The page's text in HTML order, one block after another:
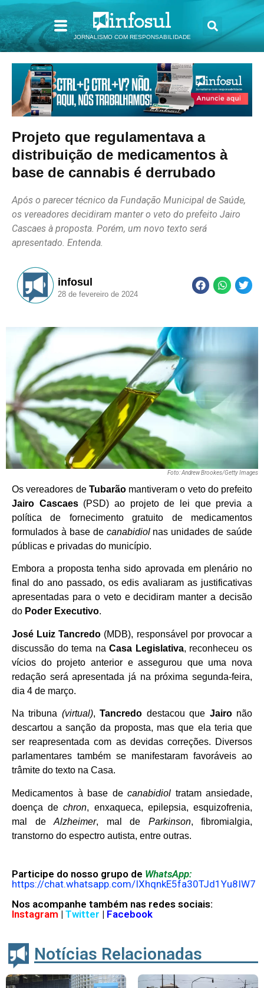
JORNALISMO COM RESPONSABILIDADE
Projeto que regulamentava a
distribuição de medicamentos à
base de cannabis é derrubado
Após o parecer técnico da Fundação Municipal de Saúde,
os vereadores decidiram manter o veto do prefeito Jairo
Cascaes à proposta. Porém, um novo texto será
apresentado. Entenda.
infosul
28 de fevereiro de 2024
Foto: Andrew Brookes/Getty Images
Os vereadores de Tubarãomantiveram o veto do prefeito
Jairo Cascaes(PSD) ao projeto de lei que previa a
política de fornecimento gratuito de medicamentos
formulados à base de canabidiolnas unidades de saúde
públicas e privadas do município.
Embora a proposta tenha sido aprovada em plenário no
final do ano passado, os edis avaliaram as justificativas
apresentadas para o veto e decidiram manter a decisão
do Poder Executivo.
José Luiz Tancredo (MDB), responsável por provocar a
discussão do tema naCasa Legislativa, reconheceu os
vícios do projeto anterior e assegurou que uma nova
redação será apresentada já na próxima segunda-feira,
dia 4 de março.
Na tribuna (virtual),Tancredo destacou que Jaironão
descartou a sanção da proposta, mas que ela teria que
ser reapresentada com as devidas correções. Diversos
parlamentares também se manifestaram favoráveis ao
trâmite do texto na Casa.
Medicamentos à base de canabidiol tratam ansiedade,
doença dechron, enxaqueca, epilepsia, esquizofrenia,
mal de Alzheimer, mal de Parkinson, fibromialgia,
transtorno do espectro autista, entre outras.
Participe do nosso grupo de WhatsApp:
https://chat.whatsapp.com/IXhqnkE5fa30TJd1Yu8IW7
Nos acompanhe também nas redes sociais:
Instagram | Twitter | Facebook
Notícias Relacionadas